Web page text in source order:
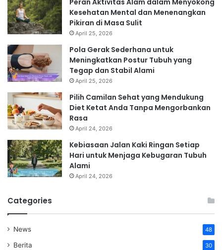
Peran Aktivitas Alam dalam Menyokong
Kesehatan Mental dan Menenangkan
Pikiran di Masa Sulit
April 25, 2026
Pola Gerak Sederhana untuk
Meningkatkan Postur Tubuh yang
Tegap dan Stabil Alami
April 25, 2026
Pilih Camilan Sehat yang Mendukung
Diet Ketat Anda Tanpa Mengorbankan
Rasa
April 24, 2026
Kebiasaan Jalan Kaki Ringan Setiap
Hari untuk Menjaga Kebugaran Tubuh
Alami
April 24, 2026
Categories
News 48
Berita 30